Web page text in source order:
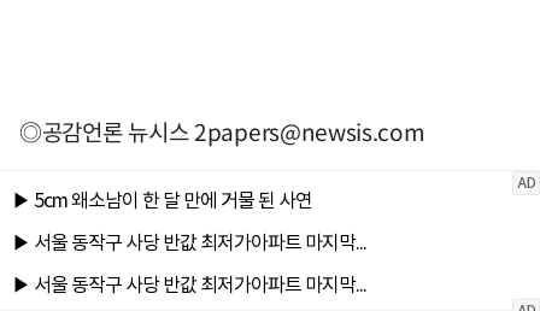
◎공감언론 뉴시스2papers@newsis.com